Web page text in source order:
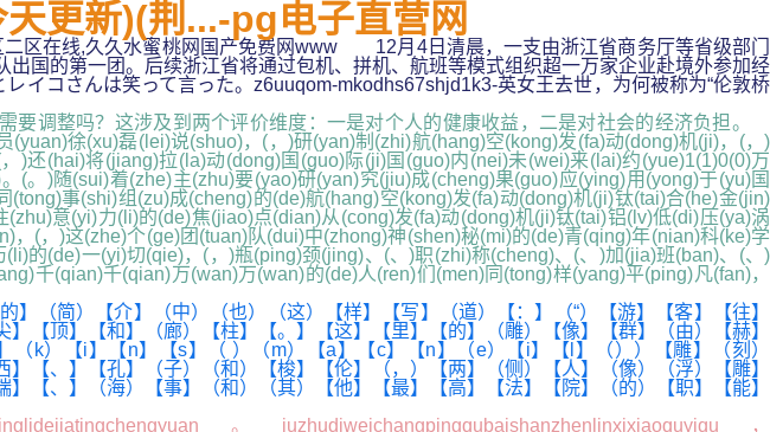
更新)(荆...-pg电子直营网
区在线,久久水蜜桃网国产免费网www 12月4日清晨，一支由浙江省商务厅等省级部门
国的第一团。后续浙江省将通过包机、拼机、航班等模式组织超一万家企业赴境外参加经
イコさんは笑って言った。z6uuqom-mkodhs67shjd1k3-英女王去世，为何被称为“伦敦桥
调整吗？这涉及到两个评价维度：一是对个人的健康收益，二是对社会的经济负担。
徐(xu)磊(lei)说(shuo)，(，)研(yan)制(zhi)航(hang)空(kong)发(fa)动(dong)机(ji)，(，)
还(hai)将(jiang)拉(la)动(dong)国(guo)际(ji)国(guo)内(nei)未(wei)来(lai)约(yue)1(1)0(0)万
。)随(sui)着(zhe)主(zhu)要(yao)研(yan)究(jiu)成(cheng)果(guo)应(ying)用(yong)于(yu)国
事(shi)组(zu)成(cheng)的(de)航(hang)空(kong)发(fa)动(dong)机(ji)钛(tai)合(he)金(jin)
意(yi)力(li)的(de)焦(jiao)点(dian)从(cong)发(fa)动(dong)机(ji)钛(tai)铝(lv)低(di)压(ya)涡
(，)这(zhe)个(ge)团(tuan)队(dui)中(zhong)神(shen)秘(mi)的(de)青(qing)年(nian)科(ke)学
的(de)一(yi)切(qie)，(，)瓶(ping)颈(jing)、(、)职(zhi)称(cheng)、(、)加(jia)班(ban)、(、)
(qian)千(qian)万(wan)万(wan)的(de)人(ren)们(men)同(tong)样(yang)平(ping)凡(fan)，
（简）【介】（中）（也）（这）【样】【写】（道）【：】（“）【游】【客】【往】
【顶】【和】（廊）【柱】【。】【这】【里】【的】（雕）【像】【群】（由）【赫】
k）【i】【n】【s】（ ）（m）【a】【c】【n】（e）【i】【l】（））【雕】（刻）
【、】【孔】（子）（和）【梭】【伦】（，）【两】（侧）【人】（像）（浮）【雕】
【、】（海）【事】（和）（其）【他】【最】【高】【法】【院】（的）【职】【能】
。juzhudiweichangpingqubaishanzhenlinxixiaoquyiqu，